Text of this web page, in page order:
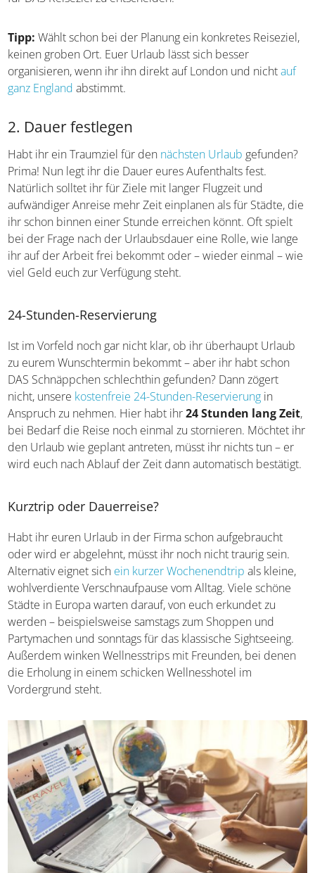
Wählt schon bei der Planung ein konkretes
Reiseziel, keinen groben Ort. Euer Urlaub lässt sich
besser organisieren, wenn ihr ihn direkt auf London und
2. Dauer festlegen
Habt ihr ein Traumziel für dennächsten Urlaub
gefunden? Prima! Nun legt ihr die Dauer eures
Aufenthalts fest. Natürlich solltet ihr für Ziele mit langer
Flugzeit und aufwändiger Anreise mehr Zeit einplanen als
für Städte, die ihr schon binnen einer Stunde erreichen
könnt. Oft spielt bei der Frage nach der Urlaubsdauer
eine Rolle, wie lange ihr auf der Arbeit frei bekommt oder
24-Stunden-Reservierung
Ist im Vorfeld noch gar nicht klar, ob ihr überhaupt Urlaub
zu eurem Wunschtermin bekommt – aber ihr habt schon
DAS Schnäppchen schlechthin gefunden? Dann zögert
nicht, unsere
kostenfreie 24-Stunden-Reservierungin
Anspruch zu nehmen. Hier habt ihr 24 Stunden lang
Zeit, bei Bedarf die Reise noch einmal zu stornieren.
automatisch bestätigt.
Kurztrip oder Dauerreise?
Habt ihr euren Urlaub in der Firma schon aufgebraucht
oder wird er abgelehnt, müsst ihr noch nicht traurig sein.
Alternativ eignet sich
ein kurzer Wochenendtrip
als kleine,
wohlverdiente Verschnaufpause vom Alltag. Viele schöne
Städte in Europa warten darauf, von euch erkundet zu
werden – beispielsweise samstags zum Shoppen und
Partymachen und sonntags für das klassische Sightseeing.
Außerdem winken Wellnesstrips mit Freunden, bei denen
Vordergrund steht.